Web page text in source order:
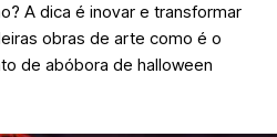
A dica é inovar e transformar
obras de arte como é o
de abóbora de halloween